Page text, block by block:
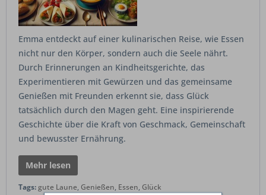
Emma entdeckt auf einer kulinarischen Reise, wie Essen
nicht nur den Körper, sondern auch die Seele nährt.
Durch Erinnerungen an Kindheitsgerichte, das
Experimentieren mit Gewürzen und das gemeinsame
Genießen mit Freunden erkennt sie, dass Glück
tatsächlich durch den Magen geht. Eine inspirierende
Geschichte über die Kraft von Geschmack, Gemeinschaft
und bewusster Ernährung.
Mehr lesen
Tags:gute Laune, Genießen, Essen, Glück